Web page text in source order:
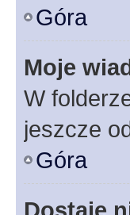
Góra
Moje
W
jeszcze
Góra